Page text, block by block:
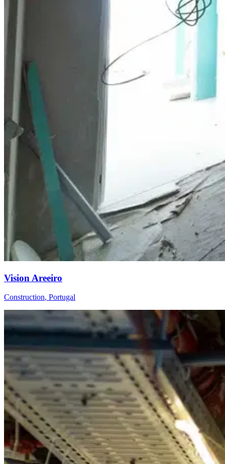
Vision Areeiro
Construction, Portugal